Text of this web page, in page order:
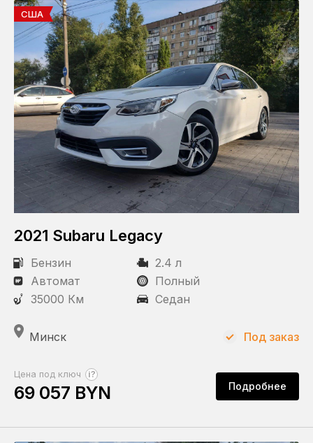
США
2021 Subaru Legacy
Бензин
2.4 л
Автомат
Полный
35000 Км
Седан
Минск
Цена под ключ ?
69 057 BYN Подробнее
Под заказ